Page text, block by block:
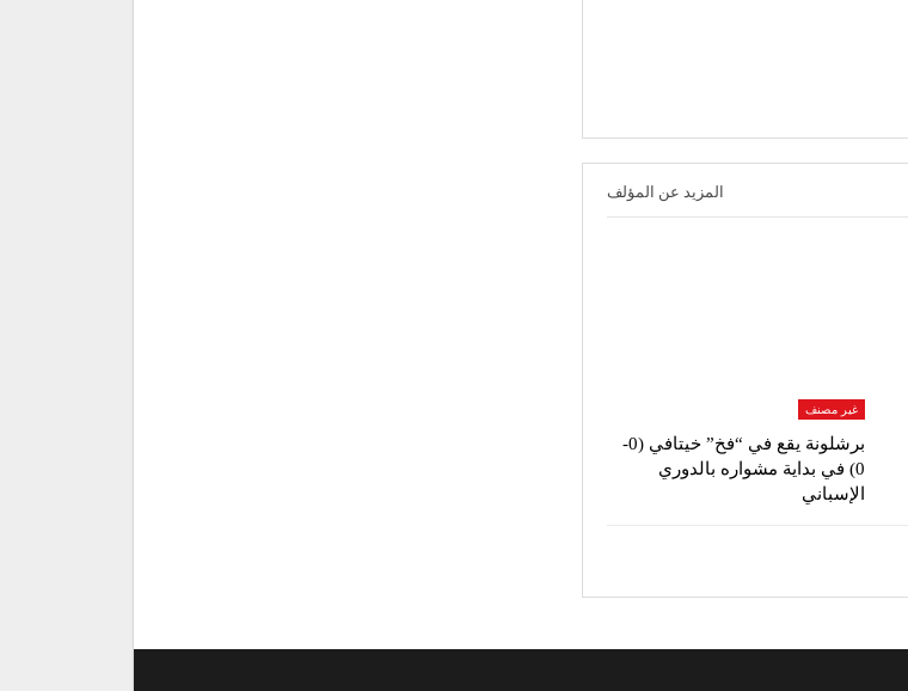
المزيد عن المؤلف
غير مصنف
برشلونة يقع في “فخ” خيتافي (0-
0) في بداية مشواره بالدوري
الإسباني